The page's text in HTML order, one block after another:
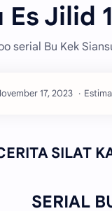
Es Jilid
serial Bu Kek
SILAT
SERIAL